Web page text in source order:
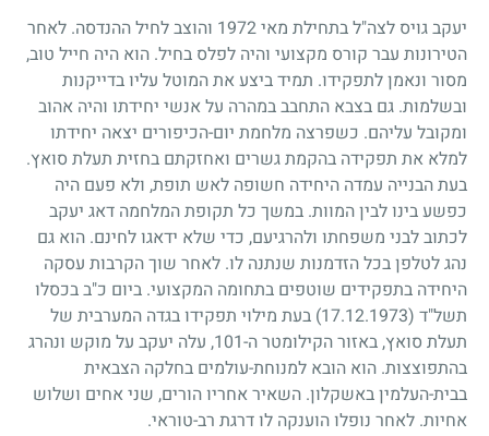
יעקב גויס לצה"ל בתחילת מאי1972 והוצב לחיל ההנדסה. לאחר
הטירונות עבר קורס מקצועי והיה לפלס בחיל. הוא היה חייל טוב,
מסור ונאמן לתפקידו. תמיד ביצע את המוטל עליו בדייקנות
ובשלמות. גם בצבא התחבב במהרה על אנשי יחידתו והיה אהוב
ומקובל עליהם. כשפרצה מלחמת יום-הכיפורים יצאה יחידתו
למלא את תפקידה בהקמת גשרים ואחזקתם בחזית תעלת סואץ.
בעת הבנייה עמדה היחידה חשופה לאש תופת, ולא פעם היה
כפשע בינו לבין המוות. במשך כל תקופת המלחמה דאג יעקב
לכתוב לבני משפחתו ולהרגיעם, כדי שלא ידאגו לחינם. הוא גם
נהג לטלפן בכל הזדמנות שנתנה לו. לאחר שוך הקרבות עסקה
היחידה בתפקידים שוטפים בתחומה המקצועי. ביום כ"ב בכסלו
תשל"ד (17.12.1973)
בעת מילוי תפקידו בגדה המערבית של
תעלת סואץ, באזור הקילומטר ה-101, עלה יעקב על מוקש ונהרג
בהתפוצצות. הוא הובא למנוחת-עולמים בחלקה הצבאית
בבית-העלמין באשקלון. השאיר אחריו הורים, שני אחים ושלוש
אחיות. לאחר נופלו הוענקה לו דרגת רב-טוראי.